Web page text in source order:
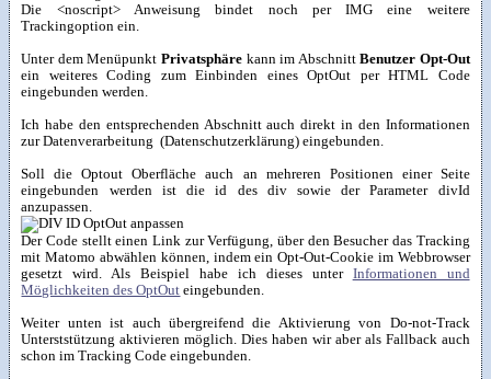
Die <noscript> Anweisung bindet noch per IMG eine weitere
Trackingoption ein.
Unter dem Menüpunkt Privatsphäre kann im AbschnittBenutzer Opt-Out
ein weiteres Coding zum Einbinden eines OptOut per HTML Code
eingebunden werden.
Ich habe den entsprechenden Abschnitt auch direkt in den Informationen
zur Datenverarbeitung (Datenschutzerklärung) eingebunden.
Soll die Optout Oberfläche auch an mehreren Positionen einer Seite
eingebunden werden ist die id des div sowie der Parameter divId
anzupassen.
Der Code stellt einen Link zur Verfügung, über den Besucher das Tracking
mit Matomo abwählen können, indem ein Opt-Out-Cookie im Webbrowser
gesetzt wird. Als Beispiel habe ich dieses unter Informationen und
Möglichkeiten des OptOut eingebunden.
Weiter unten ist auch übergreifend die Aktivierung von Do-not-Track
Unterststützung aktivieren möglich. Dies haben wir aber als Fallback auch
schon im Tracking Code eingebunden.